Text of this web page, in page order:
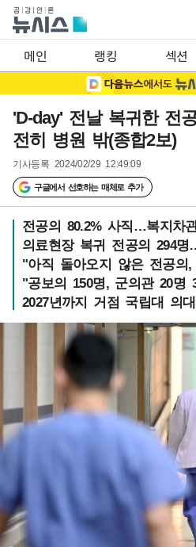
메인 랭킹 섹션
'D-day' 전날 복귀한 전
전히 병원 밖(종합2보)
기사등록 2024/02/29 12:49:09
구글에서 선호하는 매체로 추가
전공의 80.2% 사직…복지차
의료현장 복귀 전공의 294
"아직 돌아오지 않은 전공의
"공보의 150명, 군의관 20명
2027년까지 거점 국립대 의